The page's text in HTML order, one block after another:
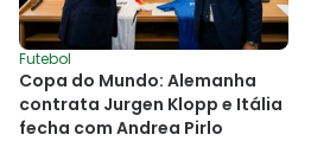
Futebol
Copa do Mundo: Alemanha
contrata Jurgen Klopp e Itália
fecha com Andrea Pirlo